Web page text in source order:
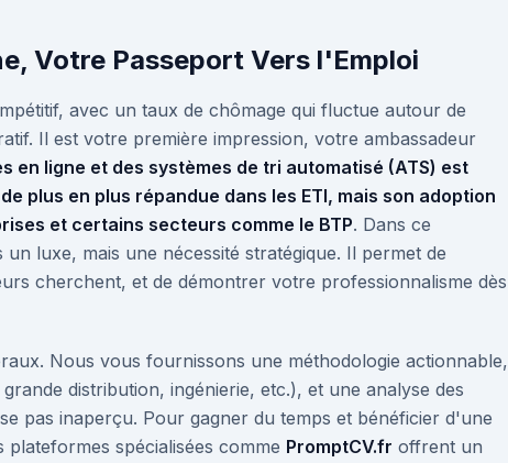
Votre Passeport Vers l'Emploi
avec un taux de chômage qui fluctue autour de
Il est votre première impression, votre ambassadeur
en ligne et des systèmes de tri automatisé (ATS) est
plus en plus répandue dans les ETI, mais son adoption
et certains secteurs comme le BTP. Dans ce
luxe, mais une nécessité stratégique. Il permet de
cherchent, et de démontrer votre professionnalisme dès
Nous vous fournissons une méthodologie actionnable,
distribution, ingénierie, etc.), et une analyse des
pas inaperçu. Pour gagner du temps et bénéficier d'une
spécialisées comme PromptCV.fr offrent un